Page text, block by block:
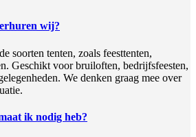
wij?
soorten tenten, zoals feesttenten,
Geschikt voor bruiloften, bedrijfsfeesten,
We denken graag mee over
ik nodig heb?